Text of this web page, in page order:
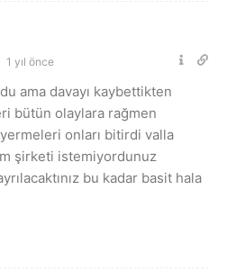
1 yıl önce
ama davayı kaybettikten
bütün olaylara rağmen
onları bitirdi valla
şirketi istemiyordunuz
bu kadar basit hala